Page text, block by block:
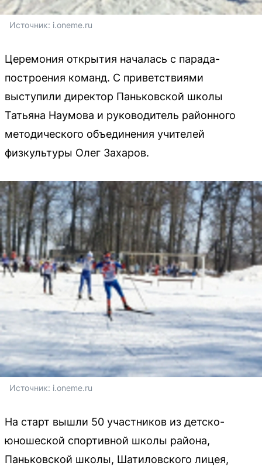
Источник: i.oneme.ru
Церемония открытия началась с парада-
построения команд. С приветствиями
выступили директор Паньковской школы
Татьяна Наумова и руководитель районного
методического объединения учителей
физкультуры Олег Захаров.
Источник: i.oneme.ru
На старт вышли 50 участников из детско-
юношеской спортивной школы района,
Паньковской школы, Шатиловского лицея,